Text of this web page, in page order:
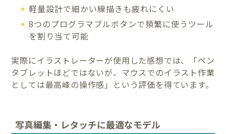
軽量設計で細かい線描きも疲れにくい
8つのプログラマブルボタンで頻繁に使うツール
を割り当て可能
実際にイラストレーターが使用した感想では、「ペン
タブレットほどではないが、マウスでのイラスト作業
としては最高峰の操作感」という評価を得ています。
写真編集・レタッチに最適なモデル